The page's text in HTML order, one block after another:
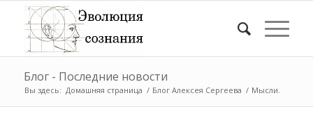
Блог - Последние новости
Вы здесь: Домашняя страница / Блог Алексея Сергеева / Мысли.